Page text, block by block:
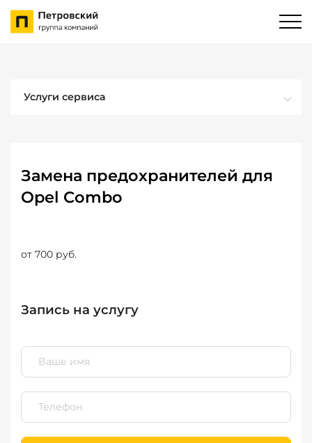
Услуги сервиса
Замена предохранителей для
Opel Combo
от 700 руб.
Запись на услугу